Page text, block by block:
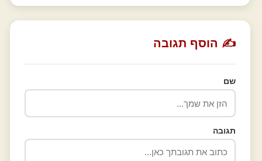
✍️ הוסף תגובה
שם
תגובה